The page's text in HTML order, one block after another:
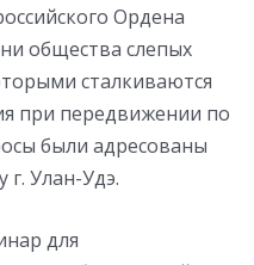
Ордена
общества слепых
сталкиваются
при передвижении по
были адресованы
г. Улан-Удэ.
для